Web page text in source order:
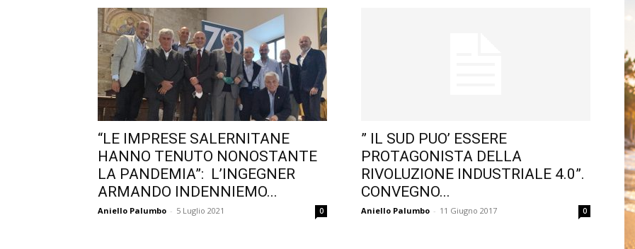
“LE IMPRESE SALERNITANE
HANNO TENUTO NONOSTANTE
LA PANDEMIA”: L’INGEGNER
ARMANDO INDENNIEMO...
Aniello Palumbo - 5 Luglio 2021 0
” IL SUD PUO’ ESSERE
PROTAGONISTA DELLA
RIVOLUZIONE INDUSTRIALE 4.0”.
CONVEGNO...
Aniello Palumbo - 11 Giugno 2017 0